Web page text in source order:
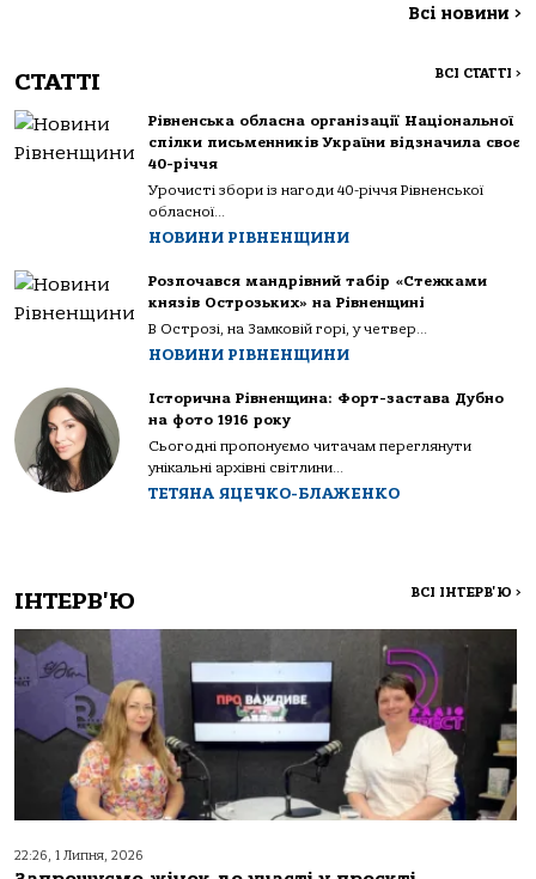
Всі новини >
СТАТТІ ВСІ СТАТТІ >
Рівненська обласна організації Національної
спілки письменників України відзначила своє
40-річчя
Урочисті збори із нагоди 40-річчя Рівненської
обласної...
НОВИНИ РІВНЕНЩИНИ
Розпочався мандрівний табір «Стежками
князів Острозьких» на Рівненщині
В Острозі, на Замковій горі, у четвер...
НОВИНИ РІВНЕНЩИНИ
Історична Рівненщина: Форт-застава Дубно
на фото 1916 року
Сьогодні пропонуємо читачам переглянути
унікальні архівні світлини...
ТЕТЯНА ЯЦЕЧКО-БЛАЖЕНКО
ІНТЕРВ'Ю ВСІ ІНТЕРВ'Ю >
22:26, 1 Липня, 2026